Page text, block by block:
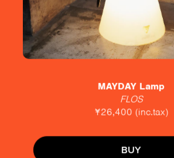
MAYDAY Lamp
FLOS
¥26,400 (inc.tax)
BUY